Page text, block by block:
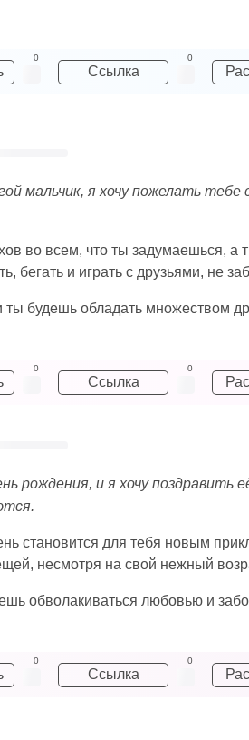
0
Ссылка
0
мальчик, я хочу пожелать тебе
во всем, что ты задумаешься, а
и играть с друзьями, не
будешь обладать множеством
0
Ссылка
0
рождения, и я хочу
становится для тебя новым
несмотря на свой нежный
обволакиваться любовью и
0
Ссылка
0